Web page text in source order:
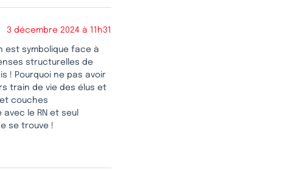
3 décembre 2024 à 11h31
est symbolique face à
structurelles de
! Pourquoi ne pas avoir
train de vie des élus et
couches
le RN et seul
se trouve !